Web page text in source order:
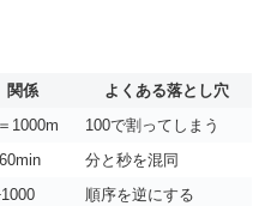
関係
よくある落とし穴
1000m
100で割ってしまう
分と秒を混同
順序を逆にする